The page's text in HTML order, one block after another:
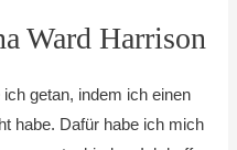
Ward Harrison
getan, indem ich einen
habe. Dafür habe ich mich